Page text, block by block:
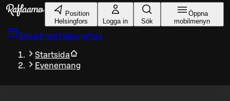
Gå till huvudinnehållet
Position
Helsingfors
Logga in Sök
Öppna
mobilmenyn
Boka bord Helsingfors
Startsida
Evenemang